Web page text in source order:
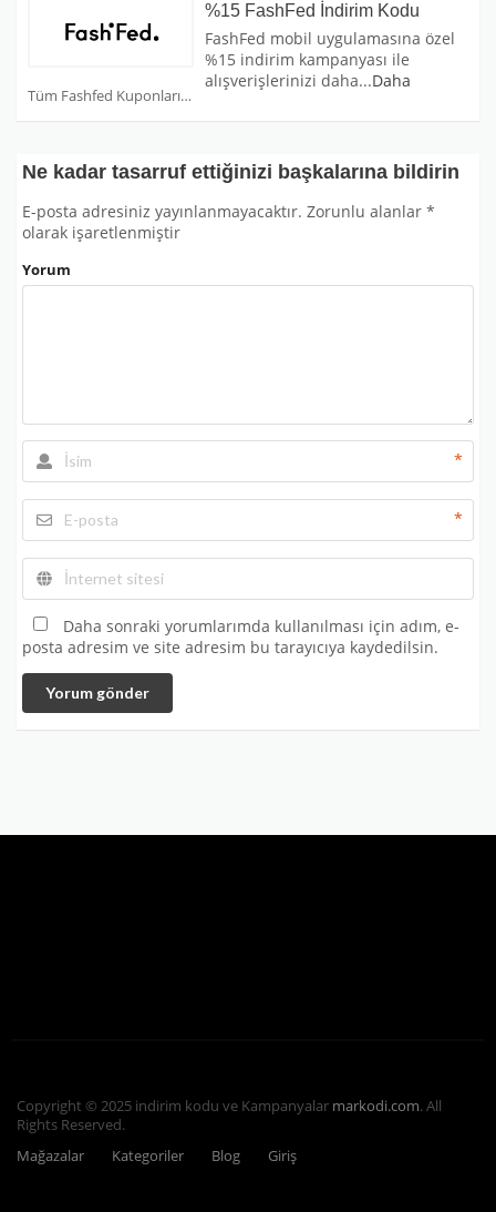
Tüm Fashfed Kuponları
%15 FashFed İndirim Kodu
FashFed mobil uygulamasına özel
%15 indirim kampanyası ile
alışverişlerinizi daha...Daha
Ne kadar tasarruf ettiğinizi başkalarına bildirin
E-posta adresiniz yayınlanmayacaktır. Zorunlu alanlar *
olarak işaretlenmiştir
Yorum
*
*
Daha sonraki yorumlarımda kullanılması için adım, e-
posta adresim ve site adresim bu tarayıcıya kaydedilsin.
Yorum gönder
Copyright © 2025 indirim kodu ve Kampanyalar markodi.com. All
Rights Reserved.
Mağazalar
Kategoriler Blog Giriş